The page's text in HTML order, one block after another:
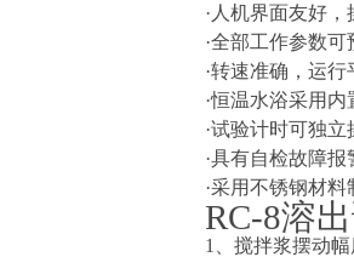
·人机界面友好
·全部工作参数
·转速准确，运
·恒温水浴采用
·试验计时可独
·具有自检故障
·采用不锈钢材
RC-8溶
1、搅拌浆摆动幅